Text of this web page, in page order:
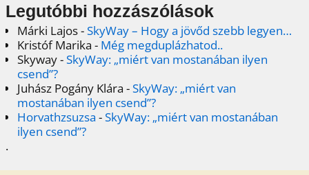
Legutóbbi hozzászólások
Márki Lajos-SkyWay – Hogy a jövőd szebb legyen…
Kristóf Marika - Még megduplázhatod..
Skyway-SkyWay: „miért van mostanában ilyen
csend”?
Juhász Pogány Klára -SkyWay: „miért van
mostanában ilyen csend”?
Horvathzsuzsa -SkyWay: „miért van mostanában
ilyen csend”?
.